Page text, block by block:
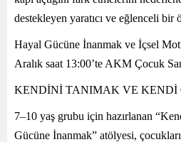
destekleyen yaratıcı ve eğlenceli bir
Hayal Gücüne İnanmak ve İçsel
Aralık saat 13:00’te AKM Çocuk
KENDİNİ TANIMAK VE KENDİ
7–10 yaş grubu için hazırlanan
Gücüne İnanmak” atölyesi,